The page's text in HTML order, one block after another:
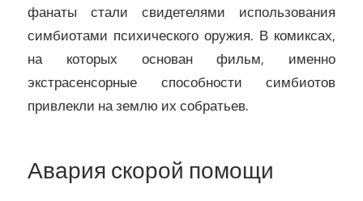
фанаты стали свидетелями использования
симбиотами психического оружия. В комиксах,
на которых основан фильм, именно
экстрасенсорные способности симбиотов
привлекли на землю их собратьев.
Авария скорой помощи